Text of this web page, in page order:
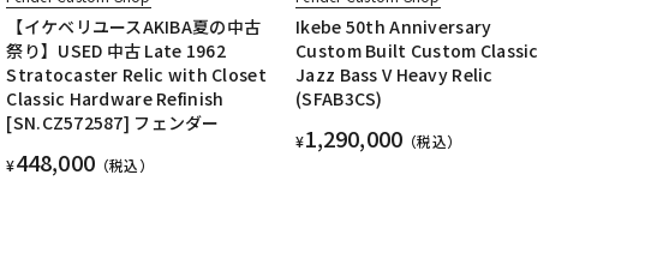
【イケベリユースAKIBA夏の中古
祭り】USED 中古 Late 1962
Stratocaster Relic with Closet
Classic Hardware Refinish
[SN.CZ572587] フェンダー
¥448,000 （税込）
Ikebe 50th Anniversary
Custom Built Custom Classic
Jazz Bass V Heavy Relic
(SFAB3CS)
¥1,290,000 （税込）